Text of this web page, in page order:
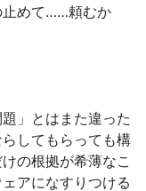
止めて……頼むか
」とはまた違った
してもらっても構
の根拠が希薄なこ
アになすりつける